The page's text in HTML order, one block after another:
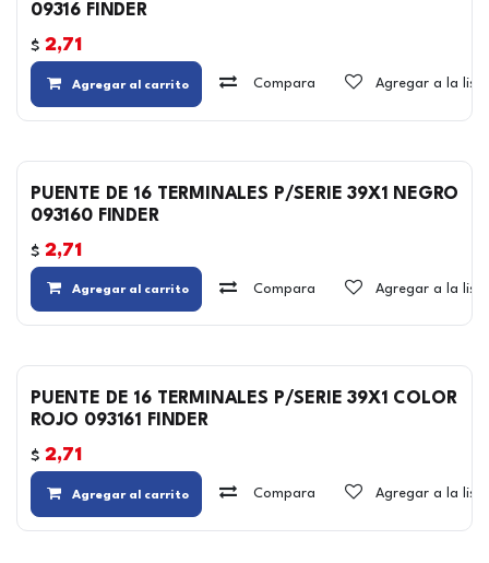
09316 FINDER
$ 2,71
Agregar al carrito Compara Agregar a la
PUENTE DE 16 TERMINALES P/SERIE 39X1 NEGRO
093160 FINDER
$ 2,71
Agregar al carrito Compara Agregar a la
PUENTE DE 16 TERMINALES P/SERIE 39X1 COLOR
ROJO 093161 FINDER
$ 2,71
Agregar al carrito Compara Agregar a la